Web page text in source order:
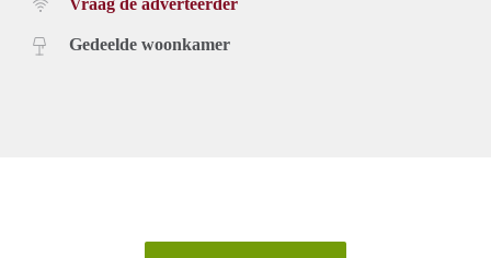
Gedeelde woonkamer